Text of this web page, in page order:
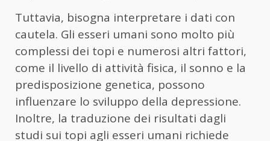
Tuttavia, bisogna interpretare i dati con
cautela. Gli esseri umani sono molto più
complessi dei topi e numerosi altri fattori,
come il livello di attività fisica, il sonno e la
predisposizione genetica, possono
influenzare lo sviluppo della depressione.
Inoltre, la traduzione dei risultati dagli
studi sui topi agli esseri umani richiede